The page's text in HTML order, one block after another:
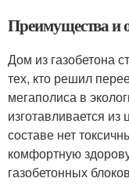
Преимущества и
Дом из газобетона
тех, кто решил
мегаполиса в
изготавливается из
составе нет
комфортную
газобетонных